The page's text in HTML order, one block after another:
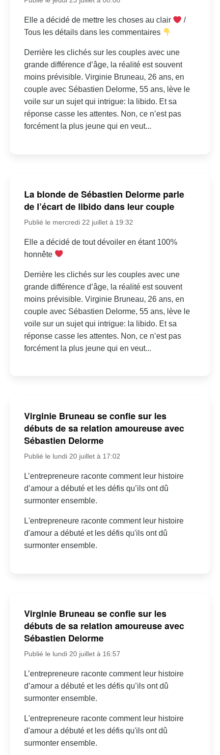
Elle a décidé de mettre les choses au clair
/
Tous les détails dans les commentaires
Derrière les clichés sur les couples avec une
grande différence d’âge, la réalité est souvent
moins prévisible. Virginie Bruneau, 26 ans, en
couple avec Sébastien Delorme, 55 ans, lève le
voile sur un sujet qui intrigue: la libido. Et sa
réponse casse les attentes. Non, ce n’est pas
forcément la plus jeune qui en veut...
La blonde de Sébastien Delorme parle
de l’écart de libido dans leur couple
Publié le mercredi 22 juillet à 19:32
Elle a décidé de tout dévoiler en étant 100%
honnête
Derrière les clichés sur les couples avec une
grande différence d’âge, la réalité est souvent
moins prévisible. Virginie Bruneau, 26 ans, en
couple avec Sébastien Delorme, 55 ans, lève le
voile sur un sujet qui intrigue: la libido. Et sa
réponse casse les attentes. Non, ce n’est pas
forcément la plus jeune qui en veut...
Virginie Bruneau se confie sur les
débuts de sa relation amoureuse avec
Sébastien Delorme
Publié le lundi 20 juillet à 17:02
L’entrepreneure raconte comment leur histoire
d’amour a débuté et les défis qu’ils ont dû
surmonter ensemble.
L'entrepreneure raconte comment leur histoire
d'amour a débuté et les défis qu'ils ont dû
surmonter ensemble.
Virginie Bruneau se confie sur les
débuts de sa relation amoureuse avec
Sébastien Delorme
Publié le lundi 20 juillet à 16:57
L’entrepreneure raconte comment leur histoire
d’amour a débuté et les défis qu’ils ont dû
surmonter ensemble.
L'entrepreneure raconte comment leur histoire
d'amour a débuté et les défis qu'ils ont dû
surmonter ensemble.